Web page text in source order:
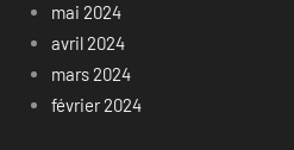
mai 2024
avril 2024
mars 2024
février 2024